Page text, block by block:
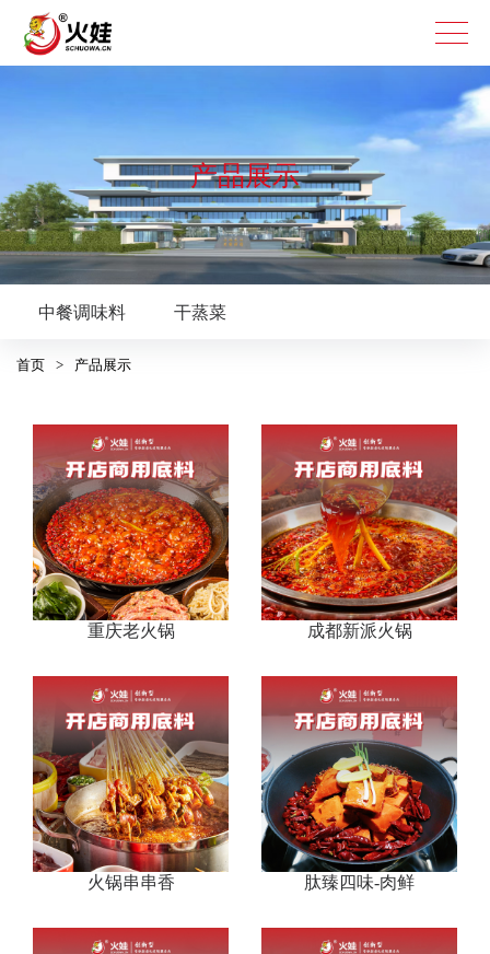
产品展示
复合调味料
烧烤烤肉系列
腌料 蘸料
中餐系列
中餐调味料 干蒸菜
特色餐饮系列
龙虾烤鱼 钵钵鸡 冒菜、麻辣烫
首页 > 产品展示
重庆老火锅 成都新派火锅
火锅串串香 肽臻四味-肉鲜